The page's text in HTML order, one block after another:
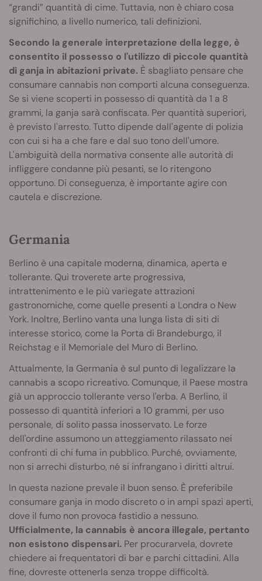
“grandi” quantità di cime. Tuttavia, non è chiaro cosa
significhino, a livello numerico, tali definizioni.
Secondo la generale interpretazione della legge, è
consentito il possesso o l'utilizzo di piccole quantità
di ganja in abitazioni private. È sbagliato pensare che
consumare cannabis non comporti alcuna conseguenza.
Se si viene scoperti in possesso di quantità da 1 a 8
grammi, la ganja sarà confiscata. Per quantità superiori,
è previsto l'arresto. Tutto dipende dall'agente di polizia
con cui si ha a che fare e dal suo tono dell'umore.
L'ambiguità della normativa consente alle autorità di
infliggere condanne più pesanti, se lo ritengono
opportuno. Di conseguenza, è importante agire con
cautela e discrezione.
Germania
Berlino è una capitale moderna, dinamica, aperta e
tollerante. Qui troverete arte progressiva,
intrattenimento e le più variegate attrazioni
gastronomiche, come quelle presenti a Londra o New
York. Inoltre, Berlino vanta una lunga lista di siti di
interesse storico, come la Porta di Brandeburgo, il
Reichstag e il Memoriale del Muro di Berlino.
Attualmente, la Germania è sul punto di legalizzare la
cannabis a scopo ricreativo. Comunque, il Paese mostra
già un approccio tollerante verso l'erba. A Berlino, il
possesso di quantità inferiori a 10 grammi, per uso
personale, di solito passa inosservato. Le forze
dell'ordine assumono un atteggiamento rilassato nei
confronti di chi fuma in pubblico. Purché, ovviamente,
non si arrechi disturbo, né si infrangano i diritti altrui.
In questa nazione prevale il buon senso. È preferibile
consumare ganja in modo discreto o in ampi spazi aperti,
dove il fumo non provoca fastidio a nessuno.
Ufficialmente, la cannabis è ancora illegale, pertanto
non esistono dispensari. Per procurarvela, dovrete
chiedere ai frequentatori di bar e parchi cittadini. Alla
fine, dovreste ottenerla senza troppe difficoltà.